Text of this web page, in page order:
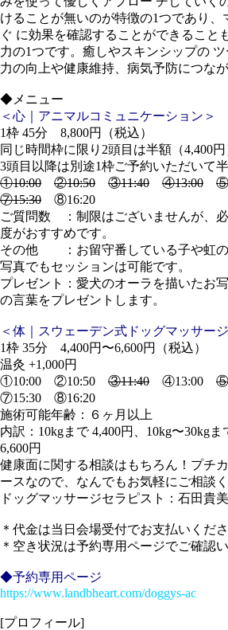
けることが無いのが特徴の1つであり、
ぐ に効果を確認することができること
力の1つです。癒しやスキンシップの
力の向上や健康維持、病気予防につなが
◆メニュー
＜心｜アニマルコミュニケーション＞
1枠 45分 8,800円（税込）
同じ時間枠に限り2頭目は半額（4,400円
3頭目以降は別途1枠ご予約いただいて半
①10:00
②10:50 ③11:40 ④13:00
⑦15:30 ⑧16:20
ご質問数 ：制限はございませんが、
度がおすすめです。
その他 ：お留守番している子や虹の
写真でもセッションは可能です。
プレゼント：愛犬のオーラを描いたお
の言葉をプレゼントします。
＜体｜スウェーデン式ドッグマッサー
1枠 35分 4,400円〜6,600円（税込）
温灸 +1,000円
①10:00 ②10:50 ③11:40 ④13:00
⑦15:30 ⑧16:20
施術可能年齢：６ヶ月以上
内訳：10kgまで 4,400円、10kg〜30kgま
6,600円
健康面に関する相談はもちろん！プチ
ースなので、なんでもお気軽にご相談く
ドッグマッサージセラピスト：石田貴
＊代金は当日会場受付でお支払いくださ
＊空き状況は予約専用ページでご確認
◆予約専用ページ
https://www.landbheart.com/doggys-ac
[プロフィール]